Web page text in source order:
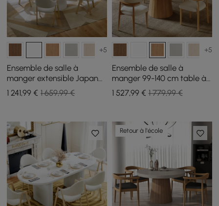
+5
Ensemble de salle à
manger extensible Japandi
de 39 à 55 pouces, blanc,
avec 4 chaises
1 241,99 € 1 659,99 €
+5
Ensemble de salle à
manger 99-140 cm table à
manger extensible Japandi
naturelle avec 4 chaises
1 527,99€ 1 779,99 €
Retour à l'école